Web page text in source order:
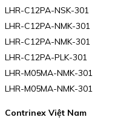
LHR-C12PA-NSK-301
LHR-C12PA-NMK-301
LHR-C12PA-NMK-301
LHR-C12PA-PLK-301
LHR-M05MA-NMK-301
LHR-M05MA-NMK-301
Contrinex Việt Nam